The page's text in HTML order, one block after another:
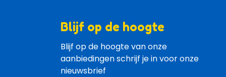
Blijf op de hoogte
Blijf op de hoogte van onze
aanbiedingen schrijf je in voor onze
nieuwsbrief